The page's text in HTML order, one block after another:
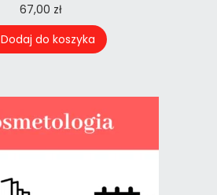
67,00 zł
Dodaj do koszyka